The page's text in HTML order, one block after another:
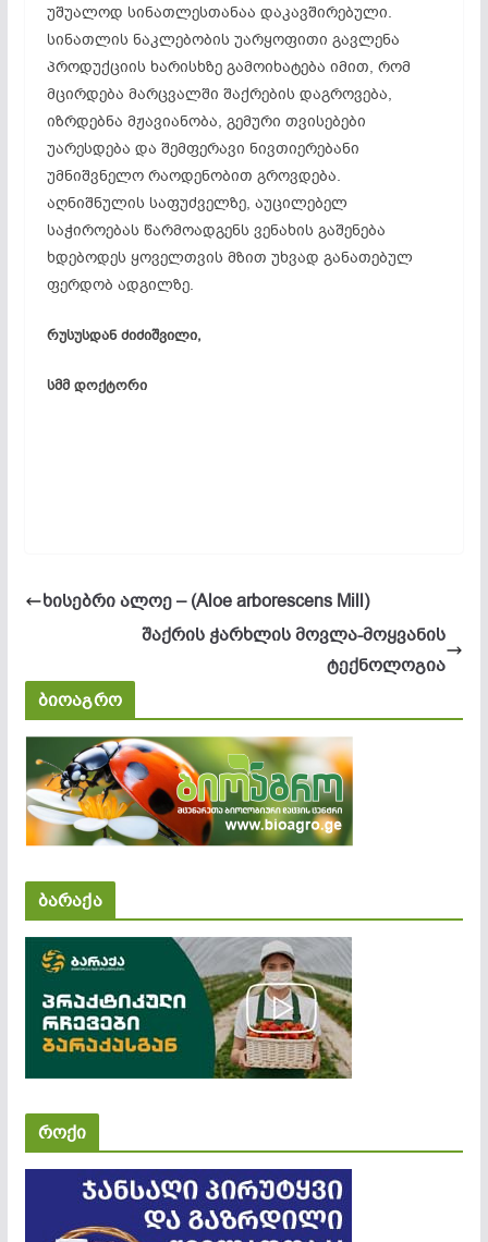
უშუალოდ სინათლესთანაა დაკავშირებული.
სინათლის ნაკლებობის უარყოფითი გავლენა
პროდუქციის ხარისხზე გამოიხატება იმით, რომ
მცირდება მარცვალში შაქრების დაგროვება,
იზრდებნა მჟავიანობა, გემური თვისებები
უარესდება და შემფერავი ნივთიერებანი
უმნიშვნელო რაოდენობით გროვდება.
აღნიშნულის საფუძველზე, აუცილებელ
საჭიროებას წარმოადგენს ვენახის გაშენება
ხდებოდეს ყოველთვის მზით უხვად განათებულ
ფერდობ ადგილზე.
რუსუსდან ძიძიშვილი,
სმმ დოქტორი
ხი­სებ­რი ალ­ოე – (Aloe arborescens Mill)
შაქრის ჭარხლის მოვლა-მოყვანის
ტექნოლოგია
ბიოაგრო
ბარაქა
როქი